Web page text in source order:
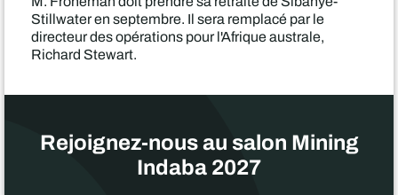
Stillwater en septembre. Il sera remplacé par le
directeur des opérations pour l'Afrique australe,
Richard Stewart.
Rejoignez-nous au salon Mining
Indaba 2027